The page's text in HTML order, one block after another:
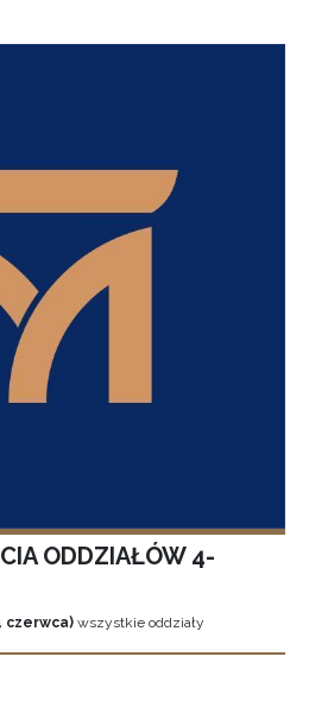
ODDZIAŁÓW 4-
czerwca) wszystkie oddziały